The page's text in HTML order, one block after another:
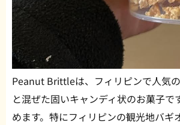
Peanut Brittleは、フィリピンで人気
と混ぜた固いキャンディ状のお菓子
めます。特にフィリピンの観光地バ